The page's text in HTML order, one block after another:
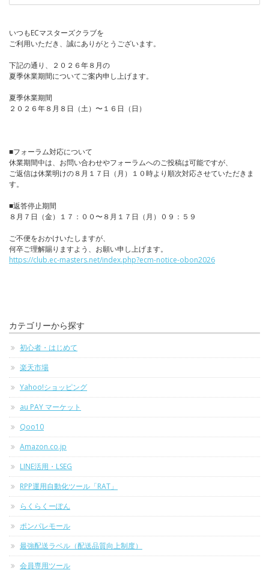
いつもECマスターズクラブを
ご利用いただき、誠にありがとうございます。
下記の通り、２０２６年８月の
夏季休業期間についてご案内申し上げます。
夏季休業期間
２０２６年８月８日（土）〜１６日（日）
■フォーラム対応について
休業期間中は、お問い合わせやフォーラムへのご投稿は可能ですが、
ご返信は休業明けの８月１７日（月）１０時より順次対応させていただきま
す。
■返答停止期間
８月７日（金）１７：００〜８月１７日（月）０９：５９
ご不便をおかけいたしますが、
何卒ご理解賜りますよう、お願い申し上げます。
https://club.ec-masters.net/index.php?ecm-notice-obon2026
カテゴリーから探す
初心者・はじめて
楽天市場
Yahoo!ショッピング
au PAY マーケット
Qoo10
Amazon.co.jp
LINE活用・LSEG
RPP運用自動化ツール「RAT」
らくらくーぽん
ポンパレモール
最強配送ラベル（配送品質向上制度）
会員専用ツール